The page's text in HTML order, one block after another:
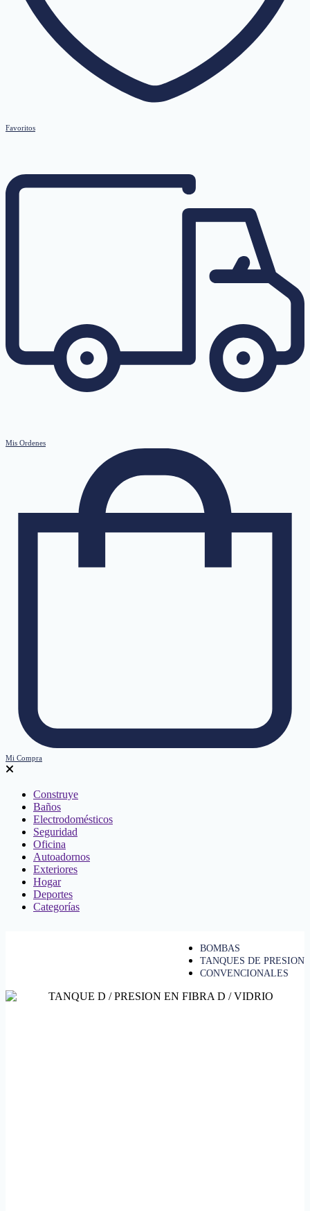
Favoritos
Mis Ordenes
Mi Compra
Construye
Baños
Electrodomésticos
Seguridad
Oficina
Autoadornos
Exteriores
Hogar
Deportes
Categorías
BOMBAS
TANQUES DE PRESION
CONVENCIONALES